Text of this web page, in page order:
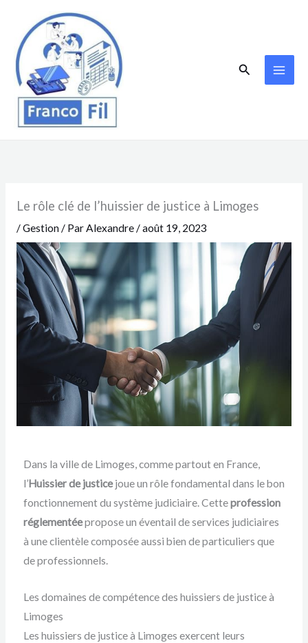
contenu
Rechercher
Le rôle clé de l’huissier de justice à Limoges
/Gestion/ ParAlexandre/août 19, 2023
Dans la ville de Limoges, comme partout en France,
l’Huissier de justicejoue un rôle fondamental dans le bon
fonctionnement du système judiciaire. Cetteprofession
réglementéepropose un éventail de services judiciaires
à une clientèle composée aussi bien de particuliers que
de professionnels.
Les domaines de compétence des huissiers de justice à
Limoges
Les huissiers de justice à Limoges exercent leurs